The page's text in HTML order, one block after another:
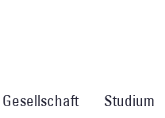
Gesellschaft Studium